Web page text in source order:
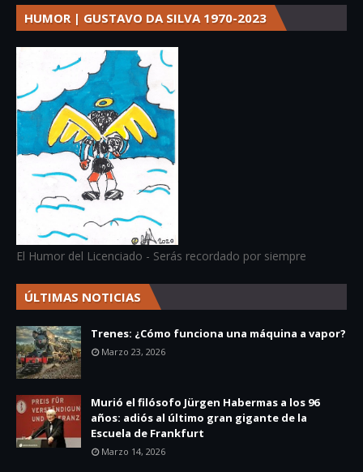
HUMOR | GUSTAVO DA SILVA 1970-2023
El Humor del Licenciado - Serás recordado por siempre
ÚLTIMAS NOTICIAS
Trenes: ¿Cómo funciona una máquina a vapor?
Marzo 23, 2026
Murió el filósofo Jürgen Habermas a los 96
años: adiós al último gran gigante de la
Escuela de Frankfurt
Marzo 14, 2026